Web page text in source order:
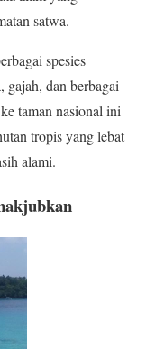
satwa.
spesies
gajah, dan berbagai
taman nasional ini
tropis yang lebat
alami.